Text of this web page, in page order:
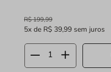
R$199,99
5x de R$ 39,99sem juros